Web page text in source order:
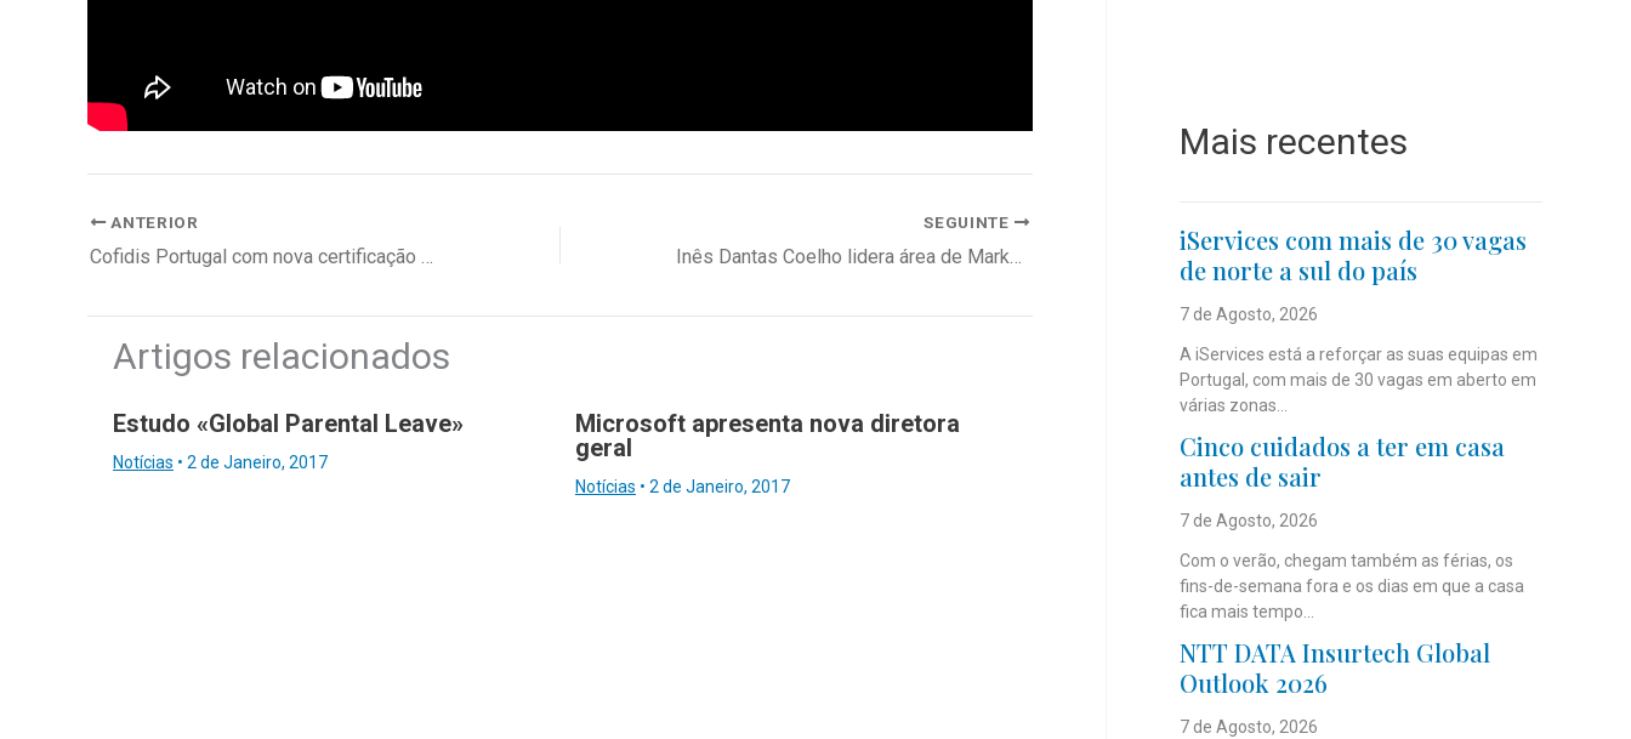
ANTERIOR
Cofidis Portugal com nova certificação Great Place To Work
SEGUINTE
Inês Dantas Coelho lidera área de Marketing Digital & Intelligence no Doutor Finanças
Artigos relacionados
Estudo «Global Parental Leave»
Notícias • 2 de Janeiro, 2017
Microsoft apresenta nova diretora
geral
Notícias • 2 de Janeiro, 2017
Mais recentes
iServices com mais de 30 vagas
de norte a sul do país
7 de Agosto, 2026
A iServices está a reforçar as suas equipas em
Portugal, com mais de 30 vagas em aberto em
várias zonas...
Cinco cuidados a ter em casa
antes de sair
7 de Agosto, 2026
Com o verão, chegam também as férias, os
fins-de-semana fora e os dias em que a casa
fica mais tempo...
NTT DATA Insurtech Global
Outlook 2026
7 de Agosto, 2026